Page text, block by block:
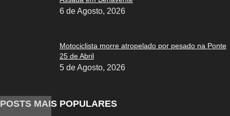
6 de Agosto, 2026
Motociclista morre atropelado por pesado na Ponte
25 de Abril
5 de Agosto, 2026
POSTS MAIS POPULARES